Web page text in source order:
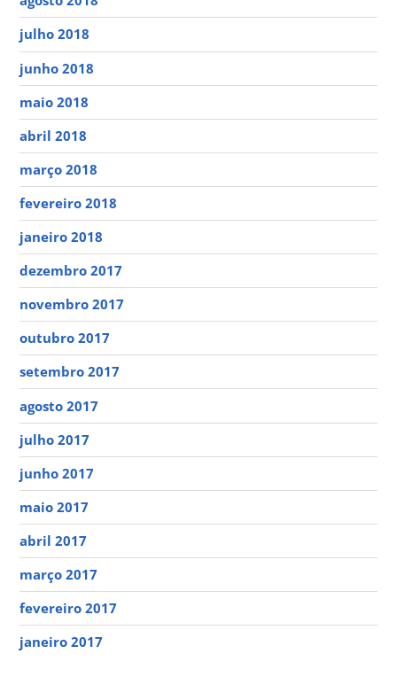
julho 2018
junho 2018
maio 2018
abril 2018
março 2018
fevereiro 2018
janeiro 2018
dezembro 2017
novembro 2017
outubro 2017
setembro 2017
agosto 2017
julho 2017
junho 2017
maio 2017
abril 2017
março 2017
fevereiro 2017
janeiro 2017